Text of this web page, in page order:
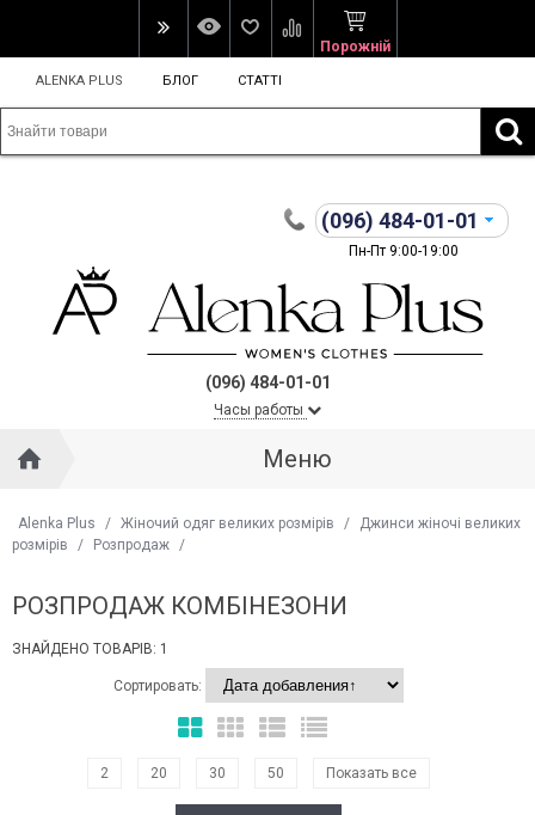
Порожній
ALENKA PLUS БЛОГ СТАТТІ
(096) 484-01-01
Пн-Пт 9:00-19:00
(096) 484-01-01
Часы работы
Меню
Alenka Plus / Жіночий одяг великих розмірів /
Джинси жіночі великих
розмірів
/ Розпродаж /
РОЗПРОДАЖ КОМБІНЕЗОНИ
ЗНАЙДЕНО ТОВАРІВ: 1
Сортировать:
2 20 30 50 Показать все